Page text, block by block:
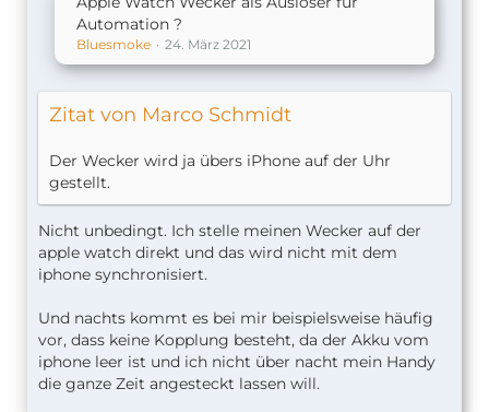
Automation ?
Bluesmoke 24. März 2021
Zitat von Marco Schmidt
Der Wecker wird ja übers iPhone auf der Uhr
gestellt.
Nicht unbedingt. Ich stelle meinen Wecker auf der
apple watch direkt und das wird nicht mit dem
iphone synchronisiert.
Und nachts kommt es bei mir beispielsweise häufig
vor, dass keine Kopplung besteht, da der Akku vom
iphone leer ist und ich nicht über nacht mein Handy
die ganze Zeit angesteckt lassen will.